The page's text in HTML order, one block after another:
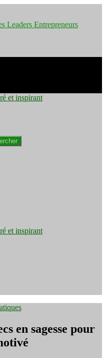
Pourquoi
et inspirant
et inspirant
en sagesse pour